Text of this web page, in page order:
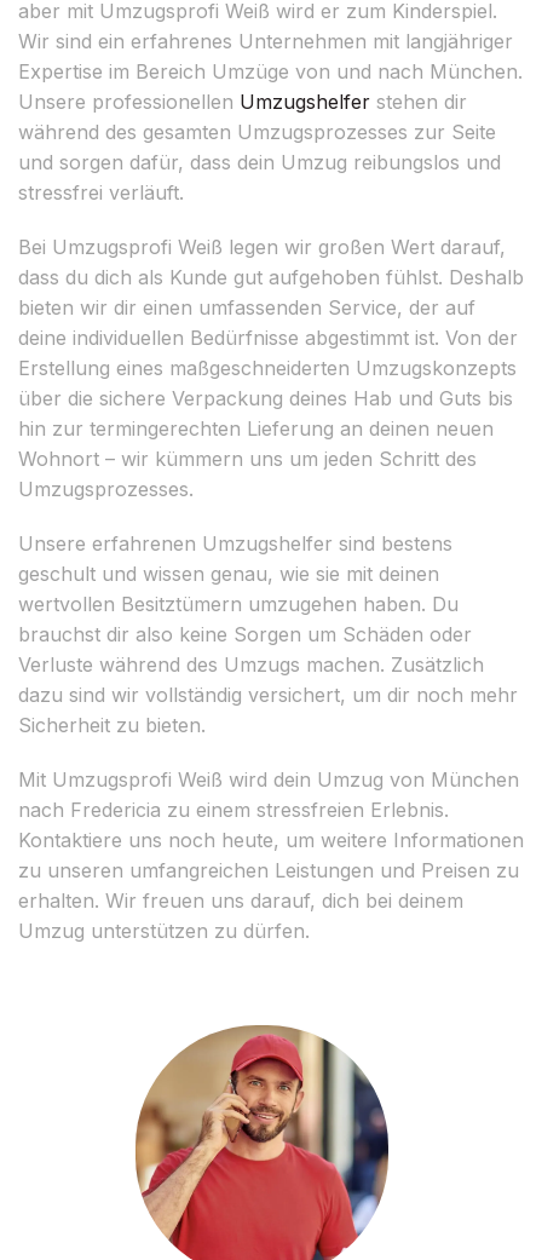
aber mit Umzugsprofi Weiß wird er zum Kinderspiel.
Wir sind ein erfahrenes Unternehmen mit langjähriger
Expertise im Bereich Umzüge von und nach München.
Unsere professionellen Umzugshelfer stehen dir
während des gesamten Umzugsprozesses zur Seite
und sorgen dafür, dass dein Umzug reibungslos und
stressfrei verläuft.
Bei Umzugsprofi Weiß legen wir großen Wert darauf,
dass du dich als Kunde gut aufgehoben fühlst. Deshalb
bieten wir dir einen umfassenden Service, der auf
deine individuellen Bedürfnisse abgestimmt ist. Von der
Erstellung eines maßgeschneiderten Umzugskonzepts
über die sichere Verpackung deines Hab und Guts bis
hin zur termingerechten Lieferung an deinen neuen
Wohnort – wir kümmern uns um jeden Schritt des
Umzugsprozesses.
Unsere erfahrenen Umzugshelfer sind bestens
geschult und wissen genau, wie sie mit deinen
wertvollen Besitztümern umzugehen haben. Du
brauchst dir also keine Sorgen um Schäden oder
Verluste während des Umzugs machen. Zusätzlich
dazu sind wir vollständig versichert, um dir noch mehr
Sicherheit zu bieten.
Mit Umzugsprofi Weiß wird dein Umzug von München
nach Fredericia zu einem stressfreien Erlebnis.
Kontaktiere uns noch heute, um weitere Informationen
zu unseren umfangreichen Leistungen und Preisen zu
erhalten. Wir freuen uns darauf, dich bei deinem
Umzug unterstützen zu dürfen.